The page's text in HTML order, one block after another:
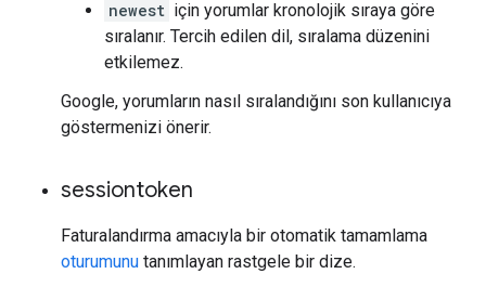
newest için yorumlar kronolojik sıraya göre
sıralanır. Tercih edilen dil, sıralama düzenini
etkilemez.
Google, yorumların nasıl sıralandığını son kullanıcıya
göstermenizi önerir.
sessiontoken
Faturalandırma amacıyla bir otomatik tamamlama
oturumunu tanımlayan rastgele bir dize.